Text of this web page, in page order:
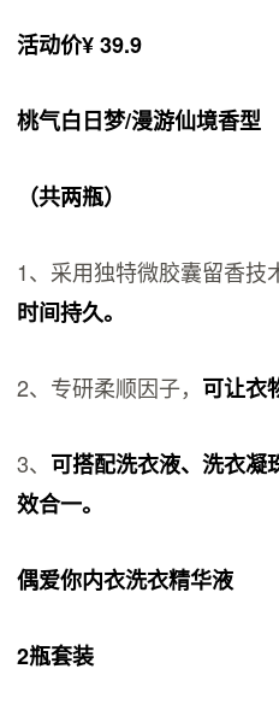
活动价¥ 39.9
桃气白日梦/漫游仙境香型
（共两瓶）
1、采用独特微胶囊留香技
时间持久。
2、专研柔顺因子， 可让衣
3、 可搭配洗衣液、洗衣凝
效合一。
偶爱你内衣洗衣精华液
2瓶套装